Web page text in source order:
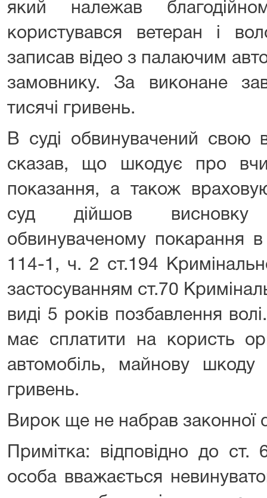
який належав
користувався ветеран і
записав відео з палаючим
замовнику. За виконане
тисячі гривень.
В суді обвинувачений свою
сказав, що шкодує про
показання, а також
суд дійшов висновку
обвинуваченому покарання
114-1, ч. 2 ст.194
застосуванням ст.70
виді 5 років позбавлення
має сплатити на користь
автомобіль, майнову
гривень.
Вирок ще не набрав законної
Примітка: відповідно до ст.
особа вважається